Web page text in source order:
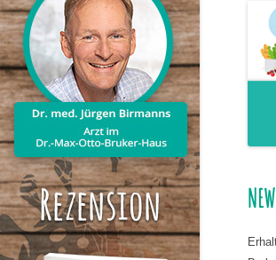
BESTELLEN
GESPRÄCHSKREIS HASSAN
KHOMRI
MATHIAS JUNG
ÄRZTLICHER RAT DR.
ORDNUNG UNSERER NAHRUNG
WISSENSCHAFTLER
VOLLWERTKOST